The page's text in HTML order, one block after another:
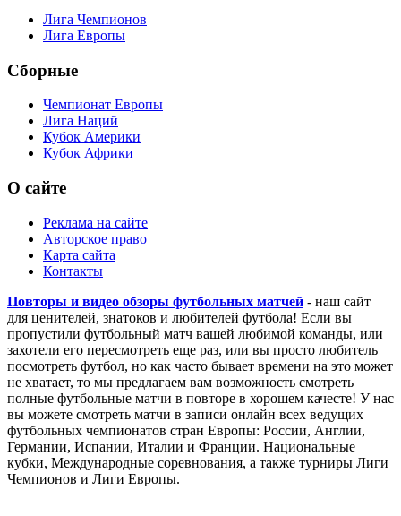
Лига Чемпионов
Лига Европы
Сборные
Чемпионат Европы
Лига Наций
Кубок Америки
Кубок Африки
О сайте
Реклама на сайте
Авторское право
Карта сайта
Контакты
Повторы и видео обзоры футбольных матчей - наш сайт
для ценителей, знатоков и любителей футбола! Если вы
пропустили футбольный матч вашей любимой команды, или
захотели его пересмотреть еще раз, или вы просто любитель
посмотреть футбол, но как часто бывает времени на это может
не хватает, то мы предлагаем вам возможность смотреть
полные футбольные матчи в повторе в хорошем качесте! У нас
вы можете смотреть матчи в записи онлайн всех ведущих
футбольных чемпионатов стран Европы: России, Англии,
Германии, Испании, Италии и Франции. Национальные
кубки, Международные соревнования, а также турниры Лиги
Чемпионов и Лиги Европы.